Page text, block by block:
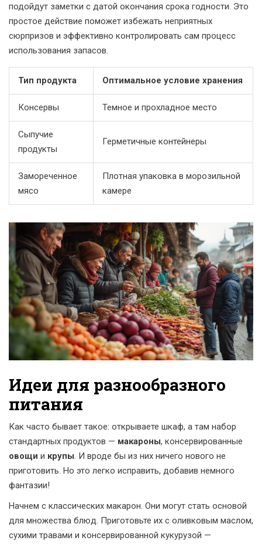
подойдут заметки с датой окончания срока годности. Это
простое действие поможет избежать неприятных
сюрпризов и эффективно контролировать сам процесс
использования запасов.
Тип продукта Оптимальное условие хранения
Консервы Темное и прохладное место
Сыпучие
продукты
Герметичные контейнеры
Замореченное
мясо
Плотная упаковка в морозильной
камере
Идеи для разнообразного
питания
Как часто бывает такое: открываете шкаф, а там набор
стандартных продуктов — макароны, консервированные
овощи и крупы. И вроде бы из них ничего нового не
приготовить. Но это легко исправить, добавив немного
фантазии!
Начнем с классических макарон. Они могут стать основой
для множества блюд. Приготовьте их с оливковым маслом,
сухими травами и консервированной кукурузой —